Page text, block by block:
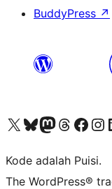
BuddyPress ↗
Kunjungi akun X (sebelumnya Twitter) kamiVisit our Bluesky account
Kunjungi akun Mastodon kami
Visit our Threads
Kunjungi halaman Facebook kami
Kunjungi akun
Kode adalah Puisi.
The WordPress®